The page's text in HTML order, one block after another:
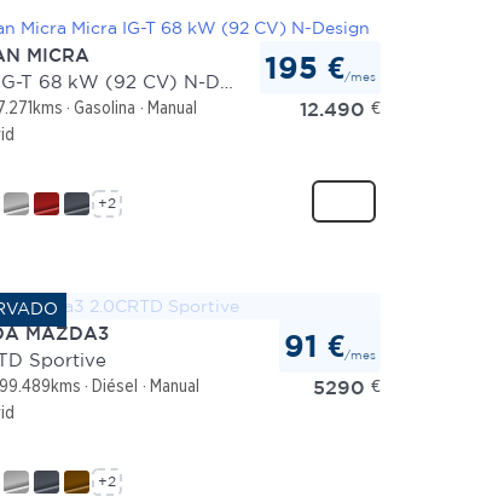
MICRA
Gasolina
Manual
195 €/mes
12.490 €
+2
MAZDA3
Sportive
Diésel
Manual
91 €/mes
5290 €
+2